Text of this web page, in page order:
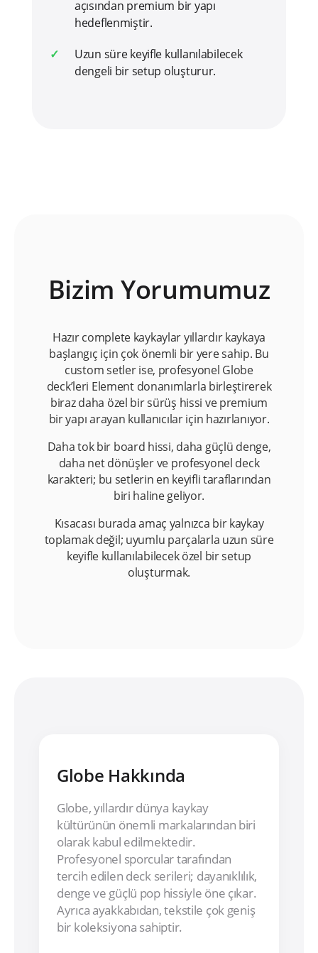
açısından premium bir yapı
hedeflenmiştir.
Uzun süre keyifle kullanılabilecek
dengeli bir setup oluşturur.
Bizim Yorumumuz
Hazır complete kaykaylar yıllardır kaykaya
başlangıç için çok önemli bir yere sahip. Bu
custom setler ise, profesyonel Globe
deck’leri Element donanımlarla birleştirerek
biraz daha özel bir sürüş hissi ve premium
bir yapı arayan kullanıcılar için hazırlanıyor.
Daha tok bir board hissi, daha güçlü denge,
daha net dönüşler ve profesyonel deck
karakteri; bu setlerin en keyifli taraflarından
biri haline geliyor.
Kısacası burada amaç yalnızca bir kaykay
toplamak değil; uyumlu parçalarla uzun süre
keyifle kullanılabilecek özel bir setup
oluşturmak.
Globe Hakkında
Globe, yıllardır dünya kaykay
kültürünün önemli markalarından biri
olarak kabul edilmektedir.
Profesyonel sporcular tarafından
tercih edilen deck serileri; dayanıklılık,
denge ve güçlü pop hissiyle öne çıkar.
Ayrıca ayakkabıdan, tekstile çok geniş
bir koleksiyona sahiptir.